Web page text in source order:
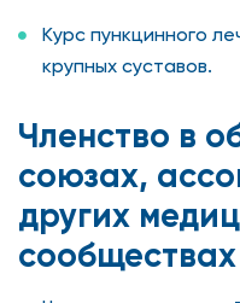
Курс пункцинного
крупных суставов.
Членство в
союзах,
других
сообществах